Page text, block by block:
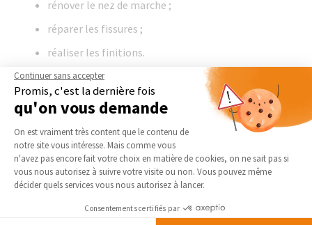
rénover le nez de marche ;
réparer les fissures ;
réaliser les finitions.
Les escaliers en béton offrent un large choix de finitions. La pose
de carrelage figure parmi les options les plus courantes, sachant
que ce revêtement est disponible en différentes teintes. Il
s’adapte donc à tous les styles de décoration. De son côté, le
béton ciré est particulièrement apprécié dans les intérieurs
contemporains. Pour allier le béton et le bois, il est possible de
recouvrir les marches d’une plaque de bois.
Rénover un escalier métallique
Continuer sans accepter
Promis, c'est la dernière fois
qu'on vous demande
Plateforme de Gestion du
On est vraiment très content que le contenu de
notre site vous intéresse. Mais comme vous
n'avez pas encore fait votre choix en matière de cookies, on ne sait pas si
vous nous autorisez à suivre votre visite ou non. Vous pouvez même
décider quels services vous nous autorisez à lancer.
Consentements certifiés par
Axeptio consent